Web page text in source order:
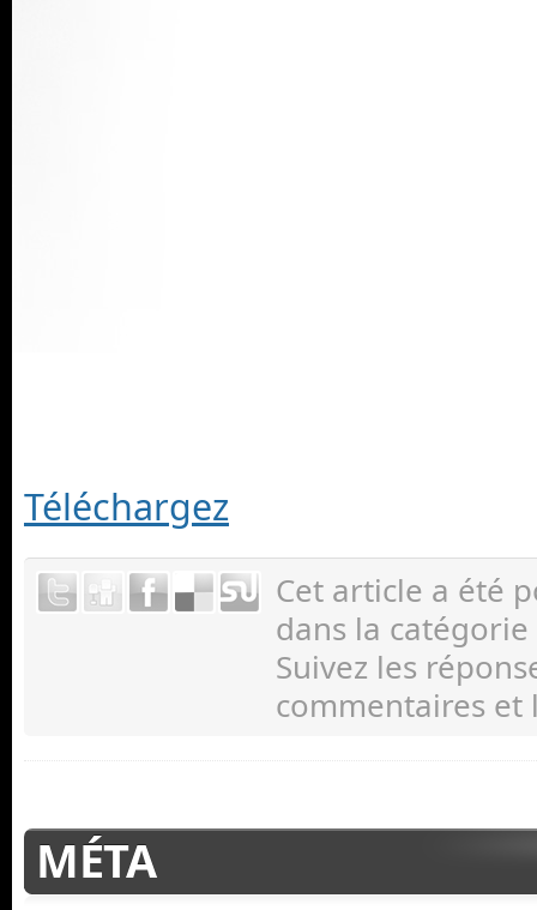
Téléchargez
Cet article a été
dans la catégorie
Suivez les
commentaires et
MÉTA